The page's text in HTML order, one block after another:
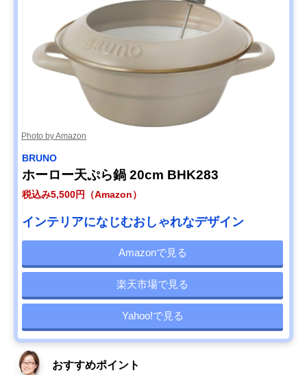
Photo by Amazon
BRUNO
ホーロー天ぷら鍋 20cm BHK283
税込み5,500円（Amazon）
インテリアになじむおしゃれなデザイン
Amazonで見る
楽天市場で見る
Yahoo!で見る
おすすめポイント